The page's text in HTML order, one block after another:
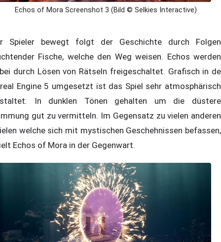
Echos of Mora Screenshot 3 (Bild © Selkies Interactive)
Spieler bewegt folgt der Geschichte durch Folgen
Fische, welche den Weg weisen. Echos werden
durch Lösen von Rätseln freigeschaltet. Grafisch in de
Engine 5 umgesetzt ist das Spiel sehr atmosphärisch
In dunklen Tönen gehalten um die düstere
gut zu vermitteln. Im Gegensatz zu vielen anderen
welche sich mit mystischen Geschehnissen befassen,
Echos of Mora in der Gegenwart.